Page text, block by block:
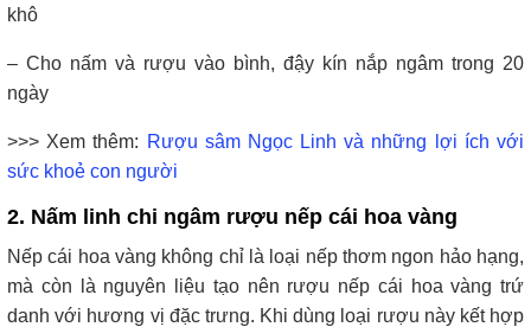
khô
– Cho nấm và rượu vào bình, đậy kín nắp ngâm trong 20
ngày
>>> Xem thêm: Rượu sâm Ngọc Linh và những lợi ích với
sức khoẻ con người
2. Nấm linh chi ngâm rượu nếp cái hoa vàng
Nếp cái hoa vàng không chỉ là loại nếp thơm ngon hảo hạng,
mà còn là nguyên liệu tạo nên rượu nếp cái hoa vàng trứ
danh với hương vị đặc trưng. Khi dùng loại rượu này kết hợp